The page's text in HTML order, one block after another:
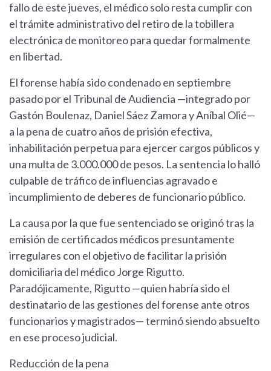
fallo de este jueves, el médico solo resta cumplir con
el trámite administrativo del retiro de la tobillera
electrónica de monitoreo para quedar formalmente
en libertad.
El forense había sido condenado en septiembre
pasado por el Tribunal de Audiencia —integrado por
Gastón Boulenaz, Daniel Sáez Zamora y Aníbal Olié—
a la pena de cuatro años de prisión efectiva,
inhabilitación perpetua para ejercer cargos públicos y
una multa de 3.000.000 de pesos. La sentencia lo halló
culpable de tráfico de influencias agravado e
incumplimiento de deberes de funcionario público.
La causa por la que fue sentenciado se originó tras la
emisión de certificados médicos presuntamente
irregulares con el objetivo de facilitar la prisión
domiciliaria del médico Jorge Rigutto.
Paradójicamente, Rigutto —quien habría sido el
destinatario de las gestiones del forense ante otros
funcionarios y magistrados— terminó siendo absuelto
en ese proceso judicial.
Reducción de la pena